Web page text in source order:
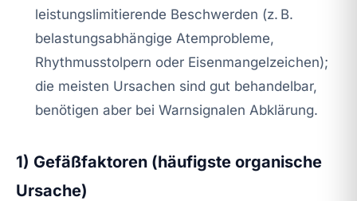
leistungslimitierende Beschwerden (z. B.
belastungsabhängige Atemprobleme,
Rhythmusstolpern oder Eisenmangelzeichen);
die meisten Ursachen sind gut behandelbar,
benötigen aber bei Warnsignalen Abklärung.
1) Gefäßfaktoren (häufigste organische
Ursache)